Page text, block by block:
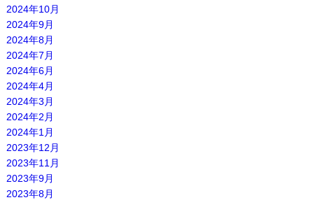
2024年10月
2024年9月
2024年8月
2024年7月
2024年6月
2024年4月
2024年3月
2024年2月
2024年1月
2023年12月
2023年11月
2023年9月
2023年8月